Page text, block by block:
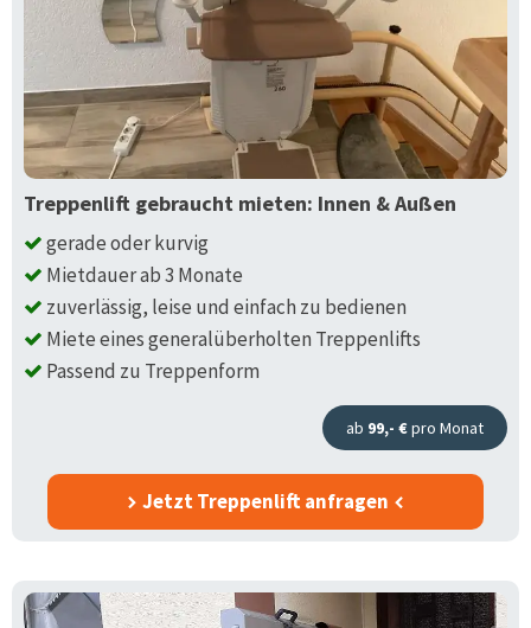
Treppenlift gebraucht mieten: Innen & Außen
gerade oder kurvig
Mietdauer ab 3 Monate
zuverlässig, leise und einfach zu bedienen
Miete eines generalüberholten Treppenlifts
Passend zu Treppenform
ab 99,- €pro Monat
Jetzt Treppenlift anfragen